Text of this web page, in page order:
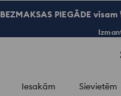
BEZMAKSAS PIEGĀDE
Iesakām Sievietēm